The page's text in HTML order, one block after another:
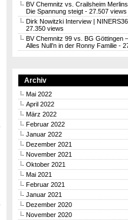
BV Chemnitz vs. Crailsheim
Die Spannung steigt - 27.507 views
Dirk Nowitzki Interview |
27.350 views
BV Chemnitz 99 vs. BG Göttingen
Alles Null’n in der Ronny Familie -
Archiv
Mai 2022
April 2022
März 2022
Februar 2022
Januar 2022
Dezember 2021
November 2021
Oktober 2021
Mai 2021
Februar 2021
Januar 2021
Dezember 2020
November 2020